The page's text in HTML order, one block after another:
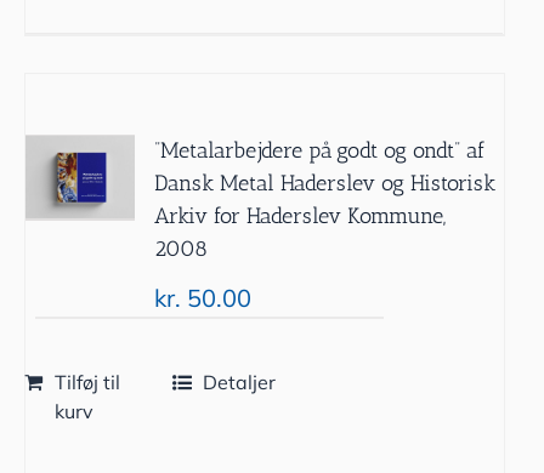
”Metalarbejdere på godt og ondt” af
Dansk Metal Haderslev og Historisk
Arkiv for Haderslev Kommune,
2008
kr. 50.00
Tilføj til
kurv
Detaljer